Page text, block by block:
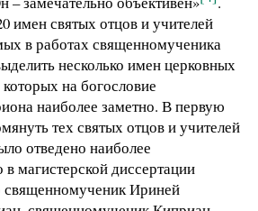
имен святых отцов и учителей
в работах священномученика
несколько имен церковных
на богословие
наиболее заметно. В первую
тех святых отцов и учителей
отведено наиболее
в магистерской диссертации
священномученик Ириней